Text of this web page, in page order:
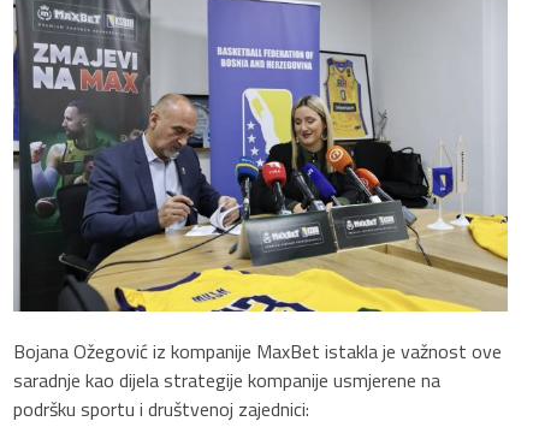
Bojana Ožegović iz kompanije MaxBet istakla je važnost ove
saradnje kao dijela strategije kompanije usmjerene na
podršku sportu i društvenoj zajednici: